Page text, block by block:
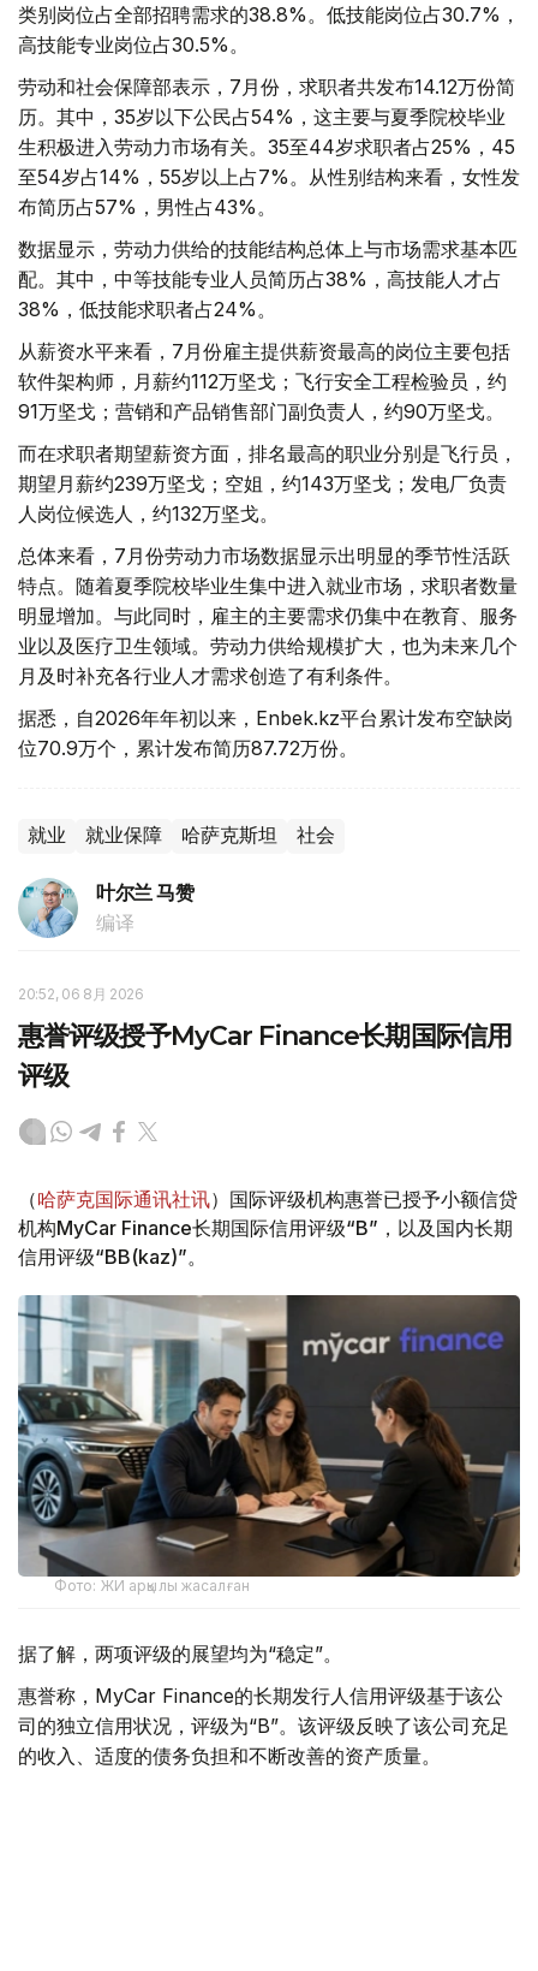
类别岗位占全部招聘需求的38.8%。低技能岗位占30.7%，
高技能专业岗位占30.5%。
劳动和社会保障部表示，7月份，求职者共发布14.12万份简
历。其中，35岁以下公民占54%，这主要与夏季院校毕业
生积极进入劳动力市场有关。35至44岁求职者占25%，45
至54岁占14%，55岁以上占7%。从性别结构来看，女性发
布简历占57%，男性占43%。
数据显示，劳动力供给的技能结构总体上与市场需求基本匹
配。其中，中等技能专业人员简历占38%，高技能人才占
38%，低技能求职者占24%。
从薪资水平来看，7月份雇主提供薪资最高的岗位主要包括
软件架构师，月薪约112万坚戈；飞行安全工程检验员，约
91万坚戈；营销和产品销售部门副负责人，约90万坚戈。
而在求职者期望薪资方面，排名最高的职业分别是飞行员，
期望月薪约239万坚戈；空姐，约143万坚戈；发电厂负责
人岗位候选人，约132万坚戈。
总体来看，7月份劳动力市场数据显示出明显的季节性活跃
特点。随着夏季院校毕业生集中进入就业市场，求职者数量
明显增加。与此同时，雇主的主要需求仍集中在教育、服务
业以及医疗卫生领域。劳动力供给规模扩大，也为未来几个
月及时补充各行业人才需求创造了有利条件。
据悉，自2026年年初以来，Enbek.kz平台累计发布空缺岗
位70.9万个，累计发布简历87.72万份。
就业 就业保障 哈萨克斯坦 社会
叶尔兰 马赞
编译
20:52, 06 8月 2026
惠誉评级授予MyCar Finance长期国际信用
评级
（哈萨克国际通讯社讯）国际评级机构惠誉已授予小额信贷
机构MyCar Finance长期国际信用评级“B”，以及国内长期
信用评级“BB(kaz)”。
Фото: ЖИ арқылы жасалған
据了解，两项评级的展望均为“稳定”。
惠誉称，MyCar Finance的长期发行人信用评级基于该公
司的独立信用状况，评级为“B”。该评级反映了该公司充足
的收入、适度的债务负担和不断改善的资产质量。